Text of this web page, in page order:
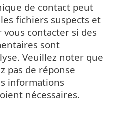
de contact peut
fichiers suspects et
contacter si des
sont
Veuillez noter que
pas de réponse
informations
nécessaires.